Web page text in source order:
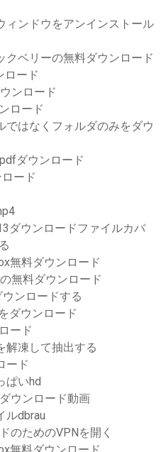
ィンドウをアンインストール
クベリーの無料ダウンロード
ロード
ンロード
ロード
ではなくフォルダのみをダウ
ダウンロード
ード
ダウンロードファイルカバ
無料ダウンロード
無料ダウンロード
ンロードする
ダウンロード
ード
解凍して抽出する
ード
ぱいhd
ウンロード動画
ルdbrau
のためのVPNを開く